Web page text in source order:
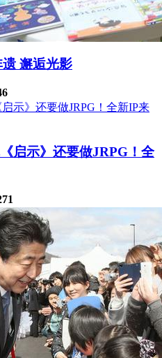
邂逅光影
启示》还要做JRPG！全